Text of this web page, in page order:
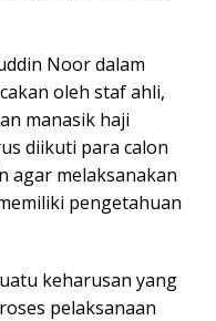
Noor dalam
oleh staf ahli,
manasik haji
diikuti para calon
agar melaksanakan
pengetahuan
keharusan yang
pelaksanaan